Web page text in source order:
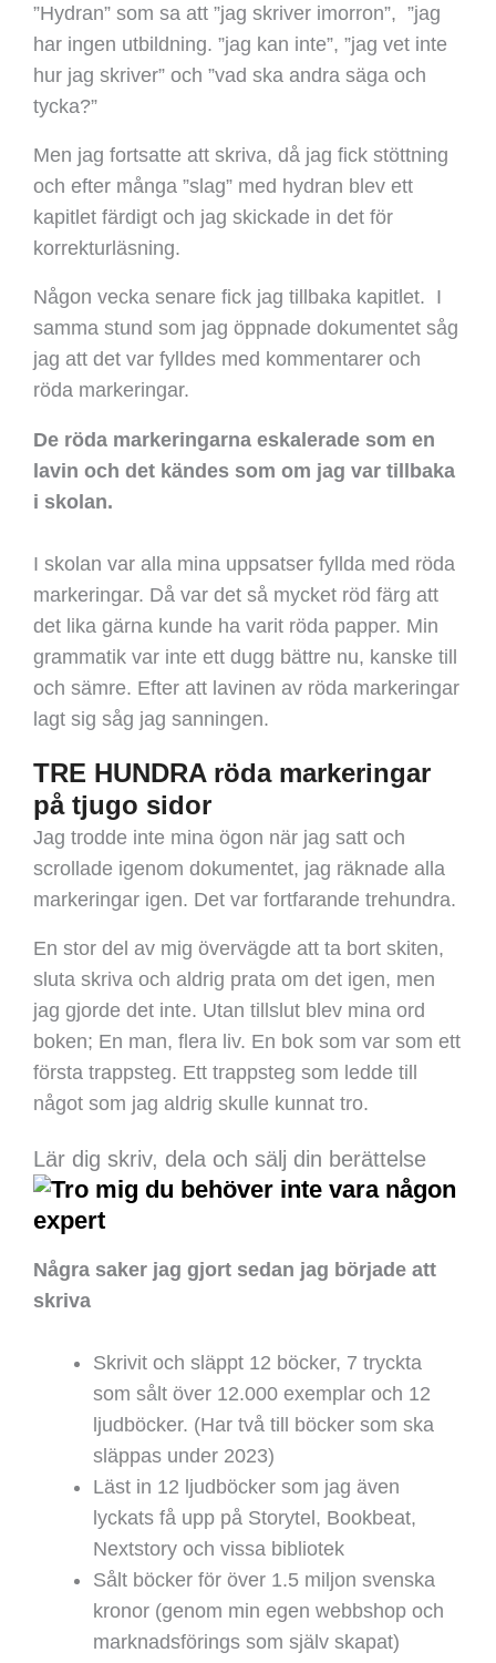
”Hydran” som sa att ”jag skriver imorron”, ”jag
har ingen utbildning. ”jag kan inte”, ”jag vet inte
hur jag skriver” och ”vad ska andra säga och
tycka?”
Men jag fortsatte att skriva, då jag fick stöttning
och efter många ”slag” med hydran blev ett
kapitlet färdigt och jag skickade in det för
korrekturläsning.
Någon vecka senare fick jag tillbaka kapitlet. I
samma stund som jag öppnade dokumentet såg
jag att det var fylldes med kommentarer och
röda markeringar.
De röda markeringarna eskalerade som en
lavin och det kändes som om jag var tillbaka
i skolan.
I skolan var alla mina uppsatser fyllda med röda
markeringar. Då var det så mycket röd färg att
det lika gärna kunde ha varit röda papper. Min
grammatik var inte ett dugg bättre nu, kanske till
och sämre. Efter att lavinen av röda markeringar
lagt sig såg jag sanningen.
TRE HUNDRA röda markeringar
på tjugo sidor
Jag trodde inte mina ögon när jag satt och
scrollade igenom dokumentet, jag räknade alla
markeringar igen. Det var fortfarande trehundra.
En stor del av mig övervägde att ta bort skiten,
sluta skriva och aldrig prata om det igen, men
jag gjorde det inte. Utan tillslut blev mina ord
boken; En man, flera liv. En bok som var som ett
första trappsteg. Ett trappsteg som ledde till
något som jag aldrig skulle kunnat tro.
Lär dig skriv, dela och sälj din berättelse
Några saker jag gjort sedan jag började att
skriva
Skrivit och släppt 12 böcker, 7 tryckta
som sålt över 12.000 exemplar och 12
ljudböcker. (Har två till böcker som ska
släppas under 2023)
Läst in 12 ljudböcker som jag även
lyckats få upp på Storytel, Bookbeat,
Nextstory och vissa bibliotek
Sålt böcker för över 1.5 miljon svenska
kronor (genom min egen webbshop och
marknadsförings som själv skapat)